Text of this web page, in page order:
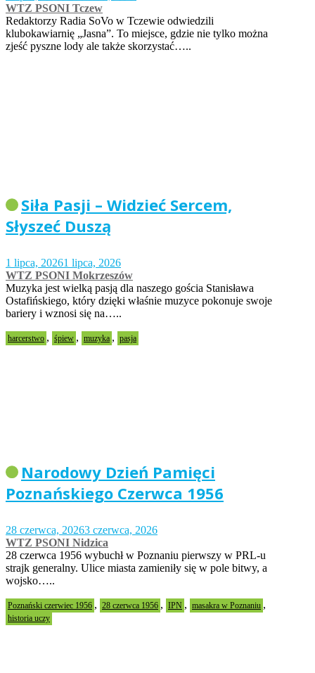
WTZ PSONI Tczew
Redaktorzy Radia SoVo w Tczewie odwiedzili
klubokawiarnię „Jasna”. To miejsce, gdzie nie tylko można
zjeść pyszne lody ale także skorzystać…..
Siła Pasji – Widzieć Sercem,
Słyszeć Duszą
1 lipca, 20261 lipca, 2026
WTZ PSONI Mokrzeszów
Muzyka jest wielką pasją dla naszego gościa Stanisława
Ostafińskiego, który dzięki właśnie muzyce pokonuje swoje
bariery i wznosi się na…..
harcerstwo , śpiew , muzyka , pasja
Narodowy Dzień Pamięci
Poznańskiego Czerwca 1956
28 czerwca, 20263 czerwca, 2026
WTZ PSONI Nidzica
28 czerwca 1956 wybuchł w Poznaniu pierwszy w PRL-u
strajk generalny. Ulice miasta zamieniły się w pole bitwy, a
wojsko…..
Poznański czerwiec 1956 , 28 czerwca 1956 , IPN , masakra w Poznaniu ,
historia uczy